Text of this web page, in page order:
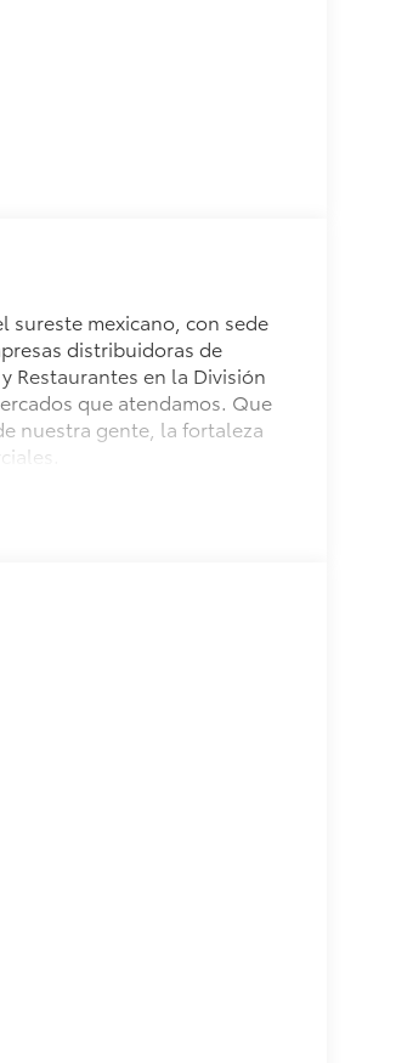
sureste mexicano, con sede
distribuidoras de
Restaurantes en la División
que atendamos. Que
nuestra gente, la fortaleza